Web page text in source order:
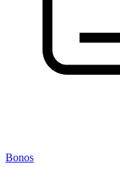
Bonos